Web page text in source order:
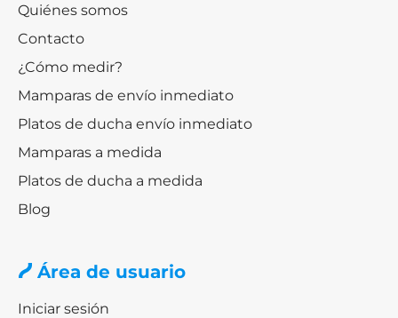
Quiénes somos
Contacto
¿Cómo medir?
Mamparas de envío inmediato
Platos de ducha envío inmediato
Mamparas a medida
Platos de ducha a medida
Blog
Área de usuario
Iniciar sesión